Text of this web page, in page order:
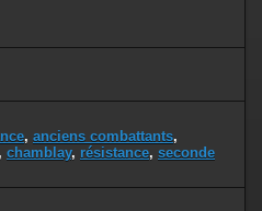
, anciens combattants,
, chamblay, résistance, seconde